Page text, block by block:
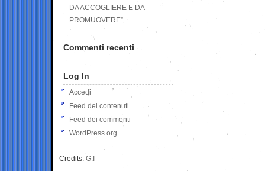
DA ACCOGLIERE E DA
PROMUOVERE”
Commenti recenti
Log In
Accedi
Feed dei contenuti
Feed dei commenti
WordPress.org
Credits: G.I